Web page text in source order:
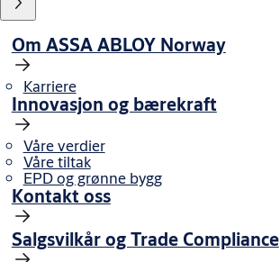
Om ASSA ABLOY Norway
Karriere
Innovasjon og bærekraft
Våre verdier
Våre tiltak
EPD og grønne bygg
Kontakt oss
Salgsvilkår og Trade Compliance